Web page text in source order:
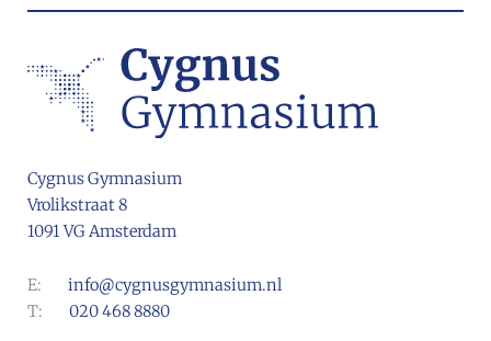
Cygnus Gymnasium
Vrolikstraat 8
1091 VG Amsterdam
E: info@cygnusgymnasium.nl
T: 020 468 8880